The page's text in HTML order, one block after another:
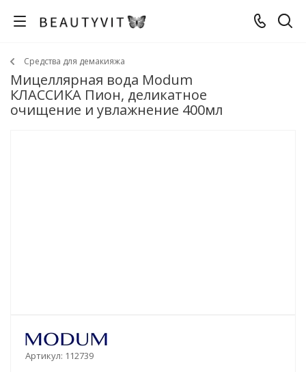
Средства для демакияжа
Мицеллярная вода Modum
КЛАССИКА Пион, деликатное
очищение и увлажнение 400мл
Артикул: 112739